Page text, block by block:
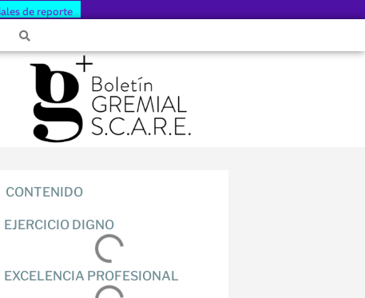
de reporte
CONTENIDO
EJERCICIO DIGNO
EXCELENCIA PROFESIONAL